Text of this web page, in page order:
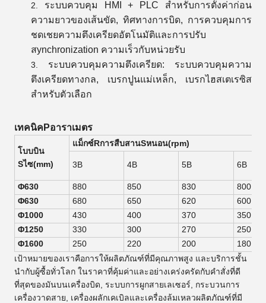
ระบบควบคุม HMI + PLC สําหรับการตั้งค่าก่อน
ความยาวของเส้นขัด, ทิศทางการบิด, การควบคุมการ
ชดเชยความตึงเครียดอัตโนมัติและการปรับ
สynchronization ความเร็วกับหน่วยรับ
ระบบควบคุมความตึงเครียด: ระบบควบคุมความ
ตึงเครียดทางกล, เบรกปูนแม่เหล็ก, เบรกไฮสเตเรซิส
สําหรับตัวเลือก
เทคนิค Pอาราเมตร
โบบบิน
Sไซ(mm)
แม็กซ์RการสืบสานSหนอน(rpm)
3B 4B 5B 6B
Φ630 880 850 830
800
Φ630 680 650 620
600
Φ1000 430 400 370
350
Φ1250 330 300 270
250
Φ1600 250 220 200 180
เป้าหมายของเราคือการให้ผลิตภัณฑ์ที่มีคุณภาพสูง และบริการชั้น
นํากับผู้ซื้อทั่วโลก ในราคาที่คุ้มค่าและอย่างเคร่งครัดกับคําสั่งที่ดี
ที่สุดของมันบนเครื่องบิด, ระบบการผูกสายเลเซอร์, กระบวนการ
เครื่องวาดสาย, เครื่องผลักเคเบิลและเครื่องล้มเหลวผลิตภัณฑ์ที่มี